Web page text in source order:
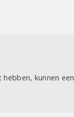
kunnen een